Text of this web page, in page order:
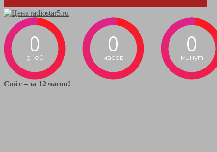
0
дней
0
часов
0
минут
Сайт – за 12 часов!